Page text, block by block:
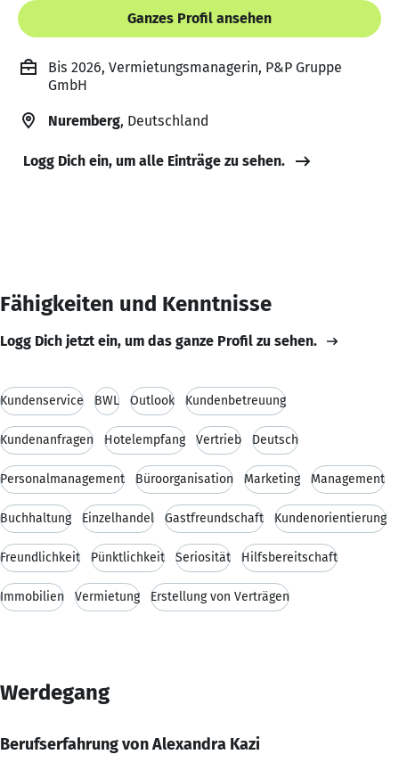
Ganzes Profil ansehen
Bis 2026, Vermietungsmanagerin, P&P Gruppe
GmbH
Nuremberg, Deutschland
Logg Dich ein, um alle Einträge zu sehen.
Fähigkeiten und Kenntnisse
Logg Dich jetzt ein, um das ganze Profil zu sehen.
Kundenservice BWL Outlook Kundenbetreuung
Kundenanfragen Hotelempfang Vertrieb Deutsch
Personalmanagement Büroorganisation Marketing Management
Buchhaltung Einzelhandel Gastfreundschaft Kundenorientierung
Freundlichkeit Pünktlichkeit Seriosität Hilfsbereitschaft
Immobilien Vermietung Erstellung von Verträgen
Werdegang
Berufserfahrung von Alexandra Kazi